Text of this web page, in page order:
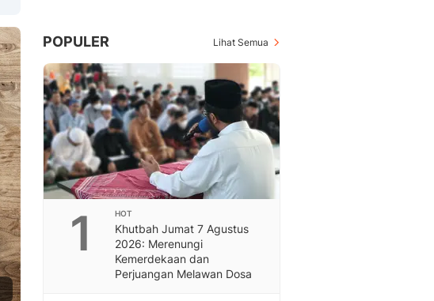
POPULER Lihat Semua
1 HOT
Khutbah Jumat 7 Agustus
2026: Merenungi
Kemerdekaan dan
Perjuangan Melawan Dosa